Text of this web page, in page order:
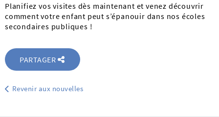
Planifiez vos visites dès maintenant et venez découvrir
comment votre enfant peut s’épanouir dans nos écoles
secondaires publiques !
PARTAGER
Revenir aux nouvelles